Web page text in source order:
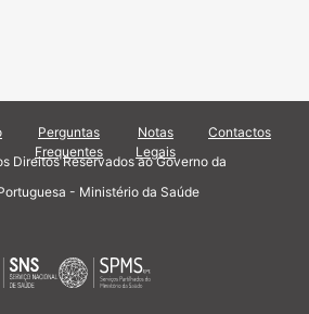
Perguntas
Frequentes
Notas
Legais
Contactos
Direitos Reservados ao Governo da
- Ministério da Saúde